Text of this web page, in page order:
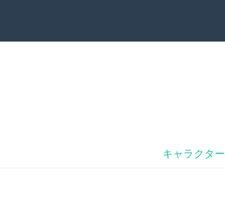
キャラクター